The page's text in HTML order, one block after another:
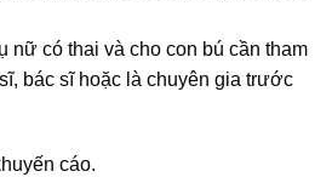
nữ có thai và cho con bú cần tham
bác sĩ hoặc là chuyên gia trước
cáo.